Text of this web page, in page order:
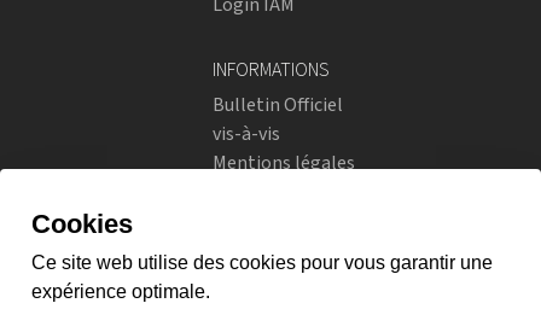
INFORMATIONS
Bulletin Officiel
vis-à-vis
Mentions légales